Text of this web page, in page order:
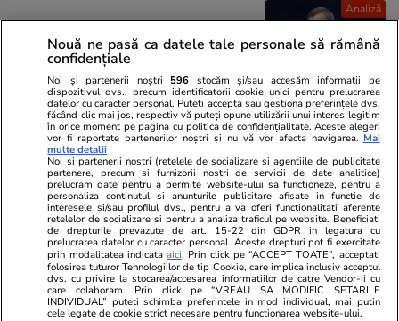
Analiză
Cum au ciopârțit aleșii noua
lege ANI. Ce a mai rămas din
transparența averilor
politicienilor
Analiză
Politică 30 iul.
Caracatița cu iz penal din
Agricultură. Rapida răzgândire
a ministrului Tanczos Barna
referitoare la suspendarea unor
șefi de instituții cercetați de
DNA
Nouă ne pasă ca datele tale personale să rămână
confidențiale
Noi și partenerii noștri 596 stocăm și/sau accesăm informații pe
dispozitivul dvs., precum identificatorii cookie unici pentru prelucrarea
datelor cu caracter personal. Puteți accepta sau gestiona preferințele dvs.
făcând clic mai jos, respectiv vă puteți opune utilizării unui interes legitim
în orice moment pe pagina cu politica de confidențialitate. Aceste alegeri
vor fi raportate partenerilor noștri și nu vă vor afecta navigarea. Mai
multe detalii
Noi si partenerii nostri (retelele de socializare si agentiile de publicitate
partenere, precum si furnizorii nostri de servicii de date analitice)
prelucram date pentru a permite website-ului sa functioneze, pentru a
personaliza continutul si anunturile publicitare afisate in functie de
interesele si/sau profilul dvs., pentru a va oferi functionalitati aferente
retelelor de socializare si pentru a analiza traficul pe website. Beneficiati
de drepturile prevazute de art. 15-22 din GDPR in legatura cu
prelucrarea datelor cu caracter personal. Aceste drepturi pot fi exercitate
prin modalitatea indicataaici. Prin click pe “ACCEPT TOATE”, acceptati
folosirea tuturor Tehnologiilor de tip Cookie, care implica inclusiv acceptul
dvs. cu privire la stocarea/accesarea informatiilor de catre Vendor-ii cu
care colaboram. Prin click pe “VREAU SA MODIFIC SETARILE
INDIVIDUAL” puteti schimba preferintele in mod individual, mai putin
cele legate de cookie strict necesare pentru functionarea website-ului.